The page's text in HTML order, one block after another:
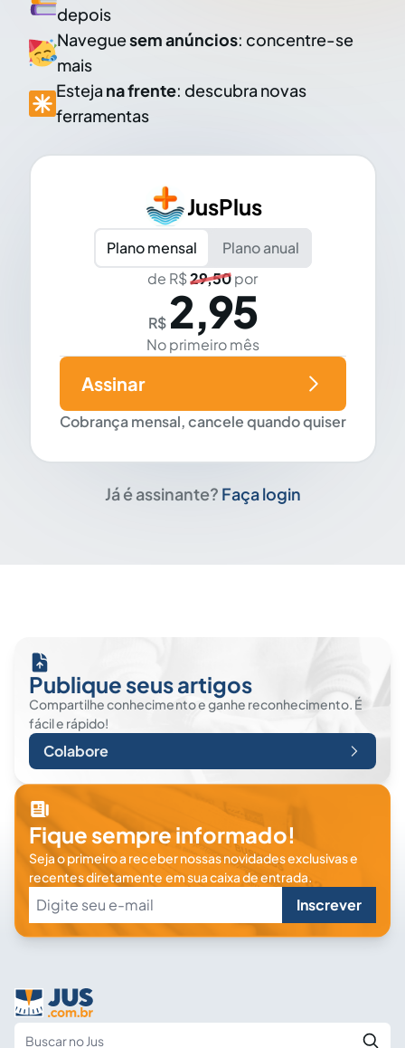
depois
Naveguesem anúncios: concentre-se
mais
Esteja na frente: descubra novas
ferramentas
JusPlus
Plano mensal
Plano anual
de R$29,50por
R$ 2,95
No primeiro mês
Cobrança mensal, cancele quando quiser
Assinar
Já é assinante? Faça login
Publique seus artigos
Compartilhe conhecimento e ganhe reconhecimento. É
fácil e rápido!
Colabore
Fique sempre informado!
Seja o primeiro a receber nossas novidades exclusivas e
recentes diretamente em sua caixa de entrada.
Inscrever